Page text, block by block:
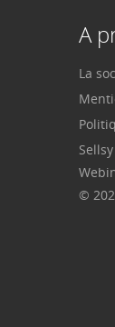
A
La
©